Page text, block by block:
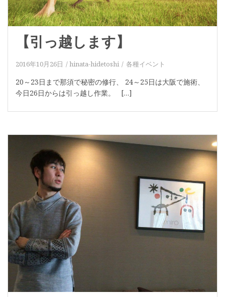
【引っ越します】
2016年10月26日 hinata-hidetoshi 各種イベント
20～23日まで那須で秘密の修行、 24～25日は大阪で施術、
今日26日からは引っ越し作業。 […]